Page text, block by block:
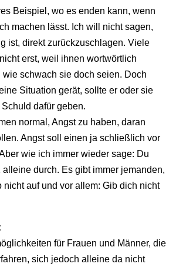
Beispiel, wo es enden kann, wenn
machen lässt. Ich will nicht sagen,
ist, direkt zurückzuschlagen. Viele
erst, weil ihnen wortwörtlich
schwach sie doch seien. Doch
Situation gerät, sollte er oder sie
dafür geben.
normal, Angst zu haben, daran
Angst soll einen ja schließlich vor
wie ich immer wieder sage: Du
alleine durch. Es gibt immer jemanden,
nicht auf und vor allem: Gib dich nicht
für Frauen und Männer, die
sich jedoch alleine da nicht